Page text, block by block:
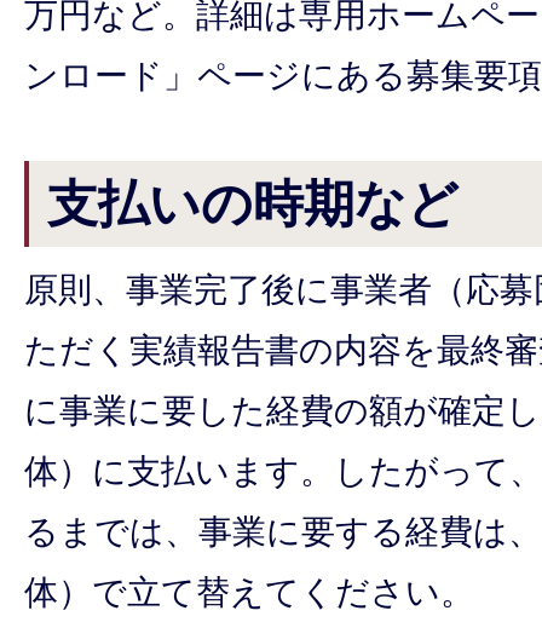
万円など。詳細は専用ホームペ
ンロード」ページにある募集要
支払いの時期など
原則、事業完了後に事業者（応
ただく実績報告書の内容を最終
に事業に要した経費の額が確定
体）に支払います。したがって
るまでは、事業に要する経費は
体）で立て替えてください。